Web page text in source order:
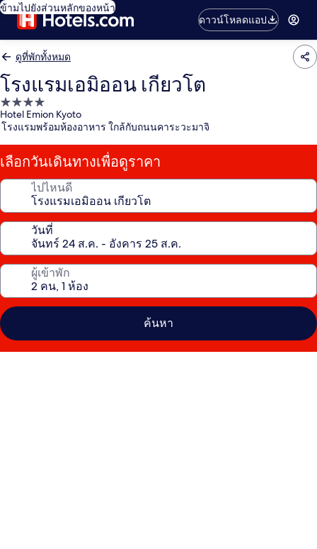
ข้ามไปยังส่วนหลักของหน้า
ดาวน์โหลดแอป
ดูที่พักทั้งหมด
โรงแรมเอมิออน เกียวโต
ที่พัก
4.0
Hotel Emion Kyoto
โรงแรมพร้อมห้องอาหาร ใกล้กับถนนคาระวะมาจิ
เลือกวันเดินทางเพื่อดูราคา
ไปไหนดี
วันที่
ผู้เข้าพัก
ค้นหา